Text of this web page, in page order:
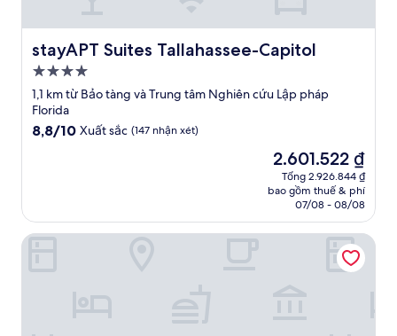
stayAPT Suites Tallahassee-Capitol
stayAPT Suites Tallahassee-Capitol
Nơi
lưu
trú
4.0
1,1 km từ Bảo tàng và Trung tâm Nghiên cứu Lập pháp
Florida
8.8
nhận
xét)
8,8/10 Xuất sắc (147 nhận xét)
Giá
hiện
tại
2.601.522 ₫
2.601.522 ₫
Tổng 2.926.844 ₫
bao gồm thuế & phí
07/08 - 08/08
Courtyard by Marriott Tallahassee Downtown/Capitol